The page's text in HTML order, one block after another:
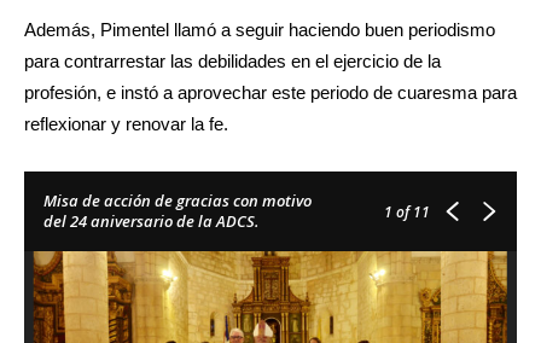
Además, Pimentel llamó a seguir haciendo buen periodismo
para contrarrestar las debilidades en el ejercicio de la
profesión, e instó a aprovechar este periodo de cuaresma para
reflexionar y renovar la fe.
Misa de acción de gracias con motivo
del 24 aniversario de la ADCS.
1 of 11